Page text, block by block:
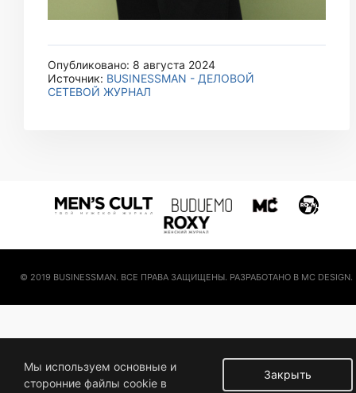
Опубликовано: 8 августа 2024
Источник: BUSINESSMAN - ДЕЛОВОЙ
СЕТЕВОЙ ЖУРНАЛ
© 2019 BUSINESSMAN. ВСЕ ПРАВА ЗАЩИЩЕНЫ. РАЗРАБОТАНО В MC DESIGN.
Закрыть
Мы используем основные и
сторонние файлы cookie в